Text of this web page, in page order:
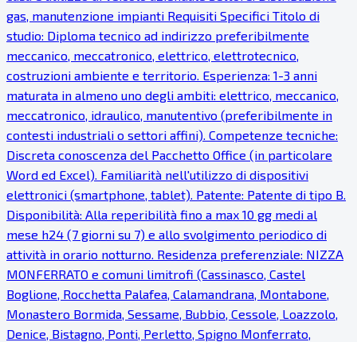
gas, manutenzione impianti Requisiti Specifici Titolo di
studio: Diploma tecnico ad indirizzo preferibilmente
meccanico, meccatronico, elettrico, elettrotecnico,
costruzioni ambiente e territorio. Esperienza: 1-3 anni
maturata in almeno uno degli ambiti: elettrico, meccanico,
meccatronico, idraulico, manutentivo (preferibilmente in
contesti industriali o settori affini). Competenze tecniche:
Discreta conoscenza del Pacchetto Office (in particolare
Word ed Excel). Familiarità nell'utilizzo di dispositivi
elettronici (smartphone, tablet). Patente: Patente di tipo B.
Disponibilità: Alla reperibilità fino a max 10 gg medi al
mese h24 (7 giorni su 7) e allo svolgimento periodico di
attività in orario notturno. Residenza preferenziale: NIZZA
MONFERRATO e comuni limitrofi (Cassinasco, Castel
Boglione, Rocchetta Palafea, Calamandrana, Montabone,
Monastero Bormida, Sessame, Bubbio, Cessole, Loazzolo,
Denice, Bistagno, Ponti, Perletto, Spigno Monferrato,